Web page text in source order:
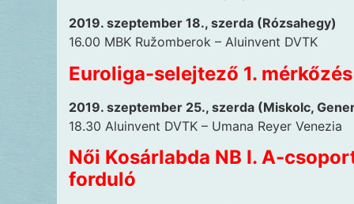
2019. szeptember 18., szerda (Rózsahegy)
16.00 MBK Ružomberok – Aluinvent DVTK
Euroliga-selejtező 1. mérkőzés
2019. szeptember 25., szerda (Miskolc,
18.30 Aluinvent DVTK – Umana Reyer Venezia
Női Kosárlabda NB I. A-
forduló